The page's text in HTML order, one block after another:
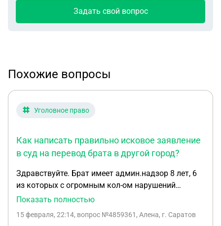
Задать свой вопрос
Похожие вопросы
Уголовное право
Как написать правильно исковое заявление
в суд на перевод брата в другой город?
Здравствуйте. Брат имеет админ.надзор 8 лет, 6
из которых с огромным кол-ом нарушений
закончились. Вопрос след: Прописан и проживал
другом городе, прописка сделана. Как написать
Показать полностью
15 февраля, 22:14, вопрос №4859361, Алена, г. Саратов